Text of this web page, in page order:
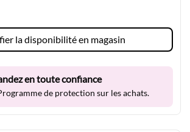
la disponibilité en magasin
en toute confiance
de protection sur les achats.